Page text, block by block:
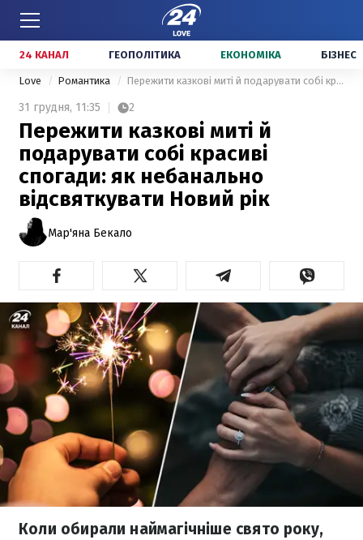
24 КАНАЛ ГЕОПОЛІТИКА ЕКОНОМІКА БІЗНЕС
Love Романтика Пережити казкові миті й подарувати собі красиві спогади: як небанально відсвяткувати Новий рік
31 грудня, 11:35 2
Пережити казкові миті й
подарувати собі красиві
спогади: як небанально
відсвяткувати Новий рік
Мар'яна Бекало
Коли обирали наймагічніше свято року,